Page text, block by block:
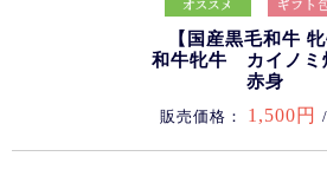
【国産黒毛和牛 牝
和牛牝牛 カイノミ
赤身
販売価格： 1,500円